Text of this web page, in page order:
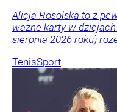
Alicja Rosolska to z
ważne karty w
sierpnia 2026 roku)
TenisSport